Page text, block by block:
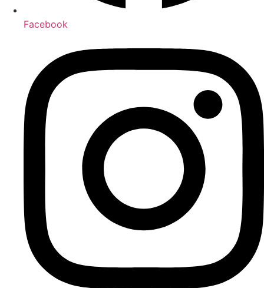
Facebook